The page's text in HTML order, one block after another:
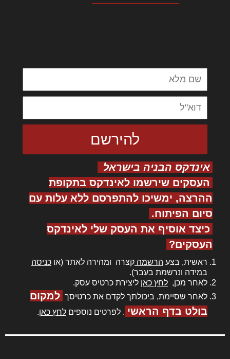
אינדקס הבניה בישראל
העסקים שירשמו לאינדקס בתקופת
ההרצה, ימשיכו להתפרסם ללא עלות עם
סיום הפיתוח.
כיצד אוסיף את העסק שלי לאינדקס
העסקים?
ראשית, בצע הרשמה קצרה ומהירה לאתר (או כניסה
במידה ונרשמת בעבר).
לאחר מכן, לחץ כאן ליצירת כרטיס עסק.
לאחר שסיימת, ביכולתך לקדם את כרטיסך למקום
בולט בדף הראשי . לפרטים נוספים לחץ כאן.